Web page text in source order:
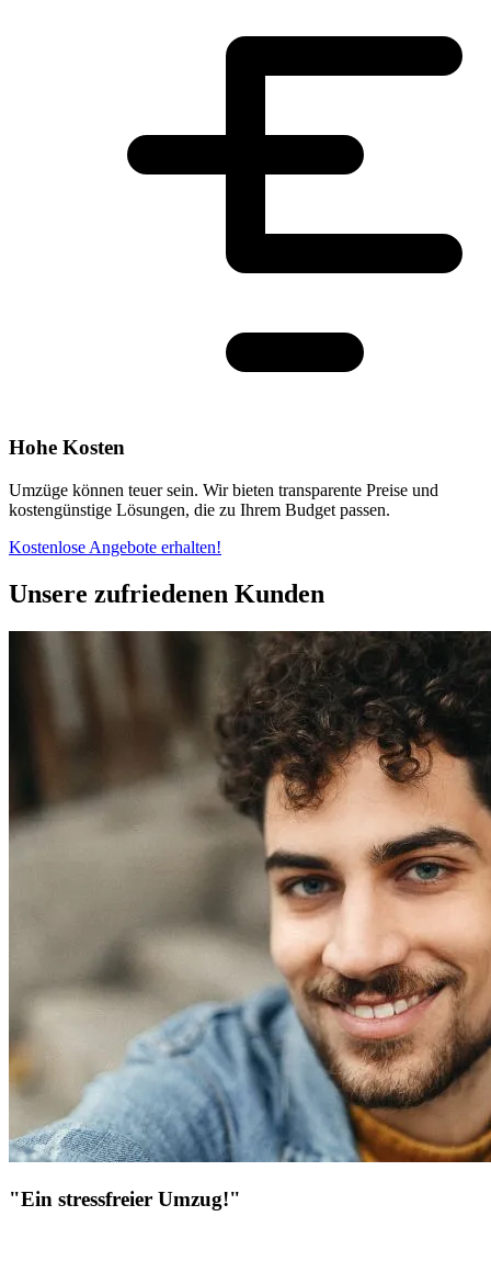
Hohe Kosten
Umzüge können teuer sein. Wir bieten transparente Preise und
kostengünstige Lösungen, die zu Ihrem Budget passen.
Kostenlose Angebote erhalten!
Unsere zufriedenen Kunden
"Ein stressfreier Umzug!"